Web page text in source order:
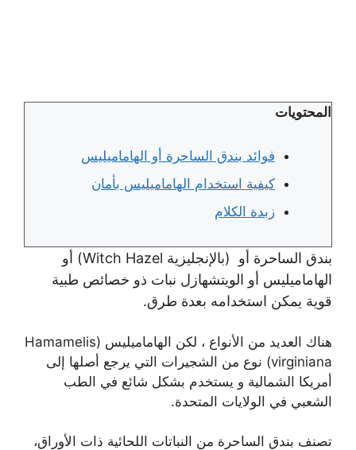
المحتويات
فوائد بندق الساحرة أو الهاماميليس
كيفية استخدام الهاماميليس بأمان
زبدة الكلام
بندق الساحرة أو (بالإنجليزية Witch Hazel) أو
الهاماميليس أو الويتشهازل نبات ذو خصائص طبية
قوية يمكن استخدامه بعدة طرق.
هناك العديد من الأنواع ، لكن الهاماميليس (Hamamelis
virginiana) نوع من الشجيرات التي يرجع أصلها إلى
أمريكا الشمالية و يستخدم بشكل شائع في الطب
الشعبي في الولايات المتحدة.
تصنف بندق الساحرة من النباتات اللحائية ذات الأوراق،